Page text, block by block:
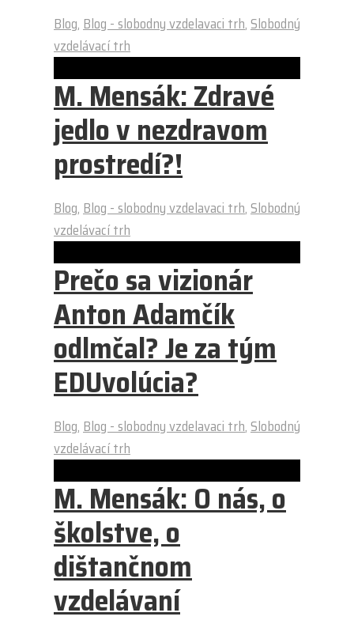
Blog, Blog - slobodny vzdelavaci trh, Slobodný
vzdelávací trh
M. Mensák: Zdravé
jedlo v nezdravom
prostredí?!
Blog, Blog - slobodny vzdelavaci trh, Slobodný
vzdelávací trh
Prečo sa vizionár
Anton Adamčík
odlmčal? Je za tým
EDUvolúcia?
Blog, Blog - slobodny vzdelavaci trh, Slobodný
vzdelávací trh
M. Mensák: O nás, o
školstve, o
dištančnom
vzdelávaní